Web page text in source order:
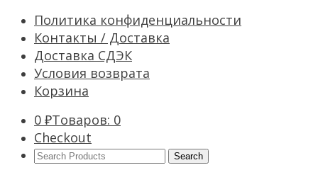
Политика конфиденциальности
Контакты / Доставка
Доставка СДЭК
Условия возврата
Корзина
0 ₽Товаров: 0
Checkout
Search